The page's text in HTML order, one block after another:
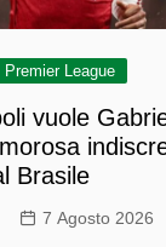
Premier League
vuole
Brasile
7 Agosto 2026